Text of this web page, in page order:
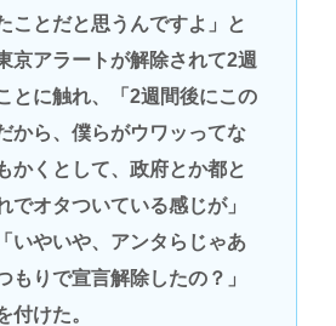
ことだと思うんですよ」と
京アラートが解除されて2週
とに触れ、「2週間後にこの
から、僕らがウワッってな
かくとして、政府とか都と
でオタついている感じが」
いやいや、アンタらじゃあ
もりで宣言解除したの？」
付けた。